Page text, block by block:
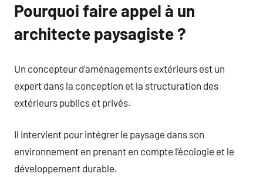
Pourquoi faire appel à un
architecte paysagiste ?
Un concepteur d’aménagements extérieurs est un
expert dans la conception et la structuration des
extérieurs publics et privés.
Il intervient pour intégrer le paysage dans son
environnement en prenant en compte l’écologie et le
développement durable.